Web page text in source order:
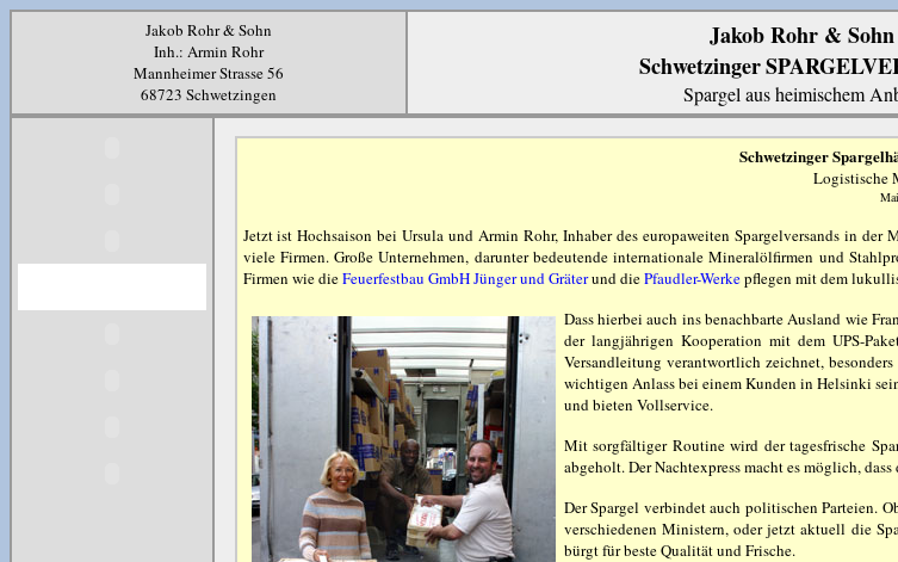
Jakob Rohr & Sohn
Inh.: Armin Rohr
Mannheimer Strasse 56
68723 Schwetzingen
Jakob Rohr & Sohn
Schwetzinger
Spargel aus heimischem
Schwetzinger
Logistische
Jetzt ist Hochsaison bei Ursula und Armin Rohr, Inhaber des europaweiten Spargelversands in
viele Firmen. Große Unternehmen, darunter bedeutende internationale Mineralölfirmen und
Firmen wie dieFeuerfestbau GmbH Jünger und Gräterund diePfaudler-Werkepflegen mit dem
Dass hierbei auch ins benachbarte Ausland wie
der langjährigen Kooperation mit dem UPS-
Versandleitung verantwortlich zeichnet,
wichtigen Anlass bei einem Kunden in Helsinki
und bieten Vollservice.
Mit sorgfältiger Routine wird der tagesfrische
abgeholt. Der Nachtexpress macht es möglich,
Der Spargel verbindet auch politischen Parteien.
verschiedenen Ministern, oder jetzt aktuell die
bürgt für beste Qualität und Frische.